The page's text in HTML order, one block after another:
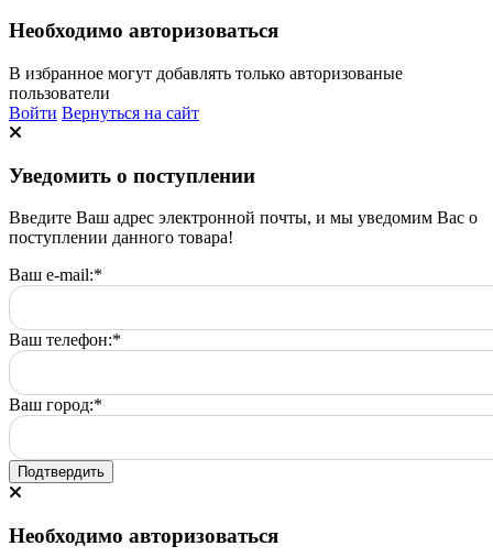
Необходимо авторизоваться
В избранное могут добавлять только авторизованые
пользователи
Войти Вернуться на сайт
Уведомить о поступлении
Введите Ваш адрес электронной почты, и мы уведомим Вас о
поступлении данного товара!
Ваш e-mail:*
Ваш телефон:*
Ваш город:*
Подтвердить
Необходимо авторизоваться